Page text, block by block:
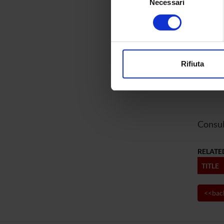
digitali).
modificare o ritirare il tuo
di analisi dei dati web,
Necessari
Rifiuta
Last
TITLE